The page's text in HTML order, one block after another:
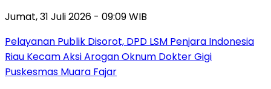
Jumat, 31 Juli 2026 - 09:09 WIB
Pelayanan Publik Disorot, DPD LSM Penjara Indonesia
Riau Kecam Aksi Arogan Oknum Dokter Gigi
Puskesmas Muara Fajar